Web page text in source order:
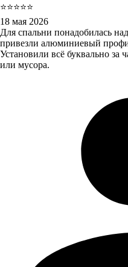
⭐⭐⭐⭐⭐
18 мая 2026
Для спальни понадобилась
привезли алюминиевый
Установили всё буквально за
или мусора.